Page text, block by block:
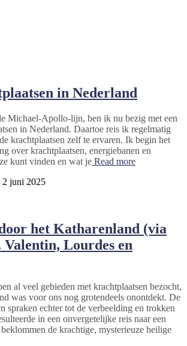
in Nederland
Michael-Apollo-lijn, ben ik nu bezig met een
in Nederland. Daartoe reis ik regelmatig
krachtplaatsen zelf te ervaren. Ik begin het
over krachtplaatsen, energiebanen en
kunt vinden en wat je Read more
2 juni 2025
het Katharenland (via
Valentin, Lourdes en
al veel gebieden met krachtplaatsen bezocht,
was voor ons nog grotendeels onontdekt. De
spraken echter tot de verbeelding en trokken
in een onvergetelijke reis naar een
de krachtige, mysterieuze heilige